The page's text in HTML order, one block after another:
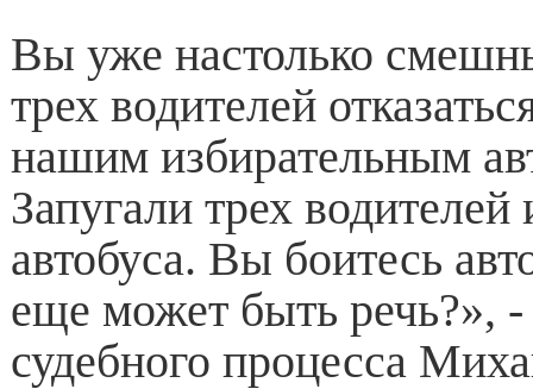
Вы уже настолько
трех водителей
нашим избирательным
Запугали трех водителей
автобуса. Вы боитесь
еще может быть речь?», -
судебного процесса